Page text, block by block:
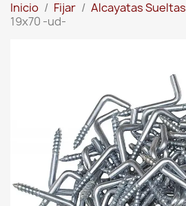
Inicio Fijar Alcayatas Sueltas
19x70 -ud-